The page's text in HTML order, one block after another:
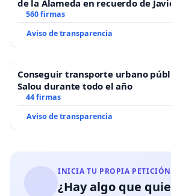
de la Alameda en recuerdo de
“Mazinger”
560 firmas
Aviso de transparencia
Conseguir transporte urbano
Salou durante todo el año
44 firmas
Aviso de transparencia
INICIA TU PROPIA PETICIÓN
¿Hay algo que